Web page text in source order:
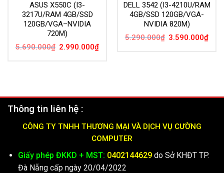
ASUS X550C (I3-
3217U/RAM 4GB/SSD
120GB/VGA–NVIDIA
720M)
5.690.000₫ Giá
2.990.000₫Giá
DELL 3542 (I3-4210U/RAM
4GB/SSD 120GB/VGA-
NVIDIA 820M)
5.290.000₫ Giá
3.590.000₫Giá
Thông tin liên hệ :
CÔNG TY TNHH THƯƠNG MẠI VÀ DỊCH VỤ CƯỜNG
COMPUTER
Giấy phép ĐKKD + MST: 0402144629do Sở KHĐT TP.
Đà Nẵng cấp ngày 20/04/2022